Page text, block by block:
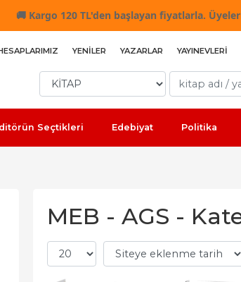
🚚 Kargo 120 TL'den başlayan fiyatlarla.
YENILER YAZARLAR YAYINEVLERI
Seçtikleri Edebiyat Politika
MEB - AGS -